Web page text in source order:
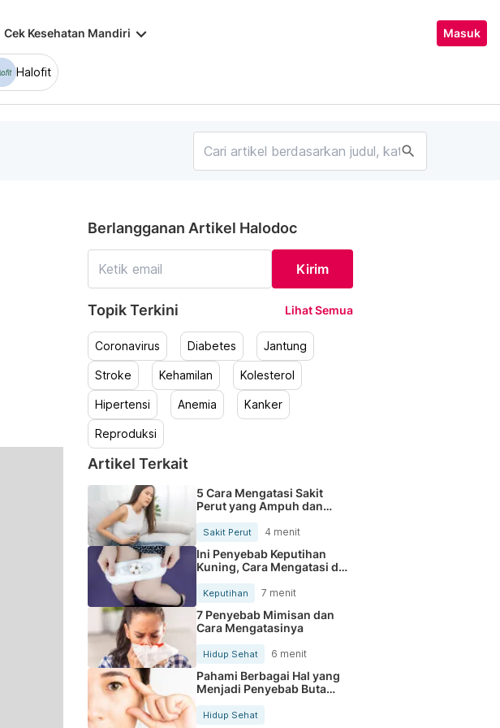
Cek Kesehatan Mandiri keyboard_arrow_down Masuk
Halofit
search
Berlangganan Artikel Halodoc
Kirim
Topik Terkini Lihat Semua
Coronavirus Diabetes Jantung
Stroke Kehamilan Kolesterol
Hipertensi Anemia Kanker
Reproduksi
Artikel Terkait
5 Cara Mengatasi Sakit
Perut yang Ampuh dan
Sakit Perut 4 menit
Ini Penyebab Keputihan
Kuning, Cara Mengatasi dan
Keputihan 7 menit
7 Penyebab Mimisan dan
Cara Mengatasinya
Hidup Sehat 6 menit
Pahami Berbagai Hal yang
Menjadi Penyebab Buta
Hidup Sehat